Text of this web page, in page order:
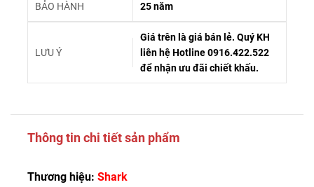
BẢO HÀNH 25 năm
LƯU Ý
Giá trên là giá bán lẻ. Quý KH
liên hệ Hotline 0916.422.522
để nhận ưu đãi chiết khấu.
Thông tin chi tiết sản phẩm
Thương hiệu: Shark